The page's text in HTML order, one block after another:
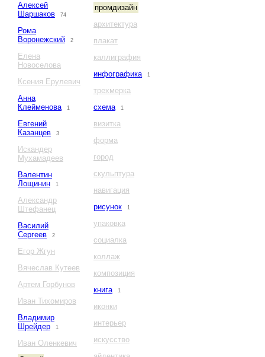
Алексей
Шаршаков
74
Рома
Воронежский
2
Елена
Новоселова
Ксения Ерулевич
Анна
Клейменова
1
Евгений
Казанцев
3
Искандер
Мухамадеев
Валентин
Лощинин
1
Александр
Штефанец
Василий
Сергеев
2
Егор Жгун
Вячеслав Кутеев
Артем Горбунов
Иван Тихомиров
Владимир
Шрейдер
1
Иван Оленкевич
промдизайн
архитектура
плакат
каллиграфия
инфографика
1
трехмерка
схема
1
визитка
форма
город
скульптура
навигация
рисунок
1
упаковка
социалка
коллаж
композиция
книга
1
иконки
интерьер
искусство